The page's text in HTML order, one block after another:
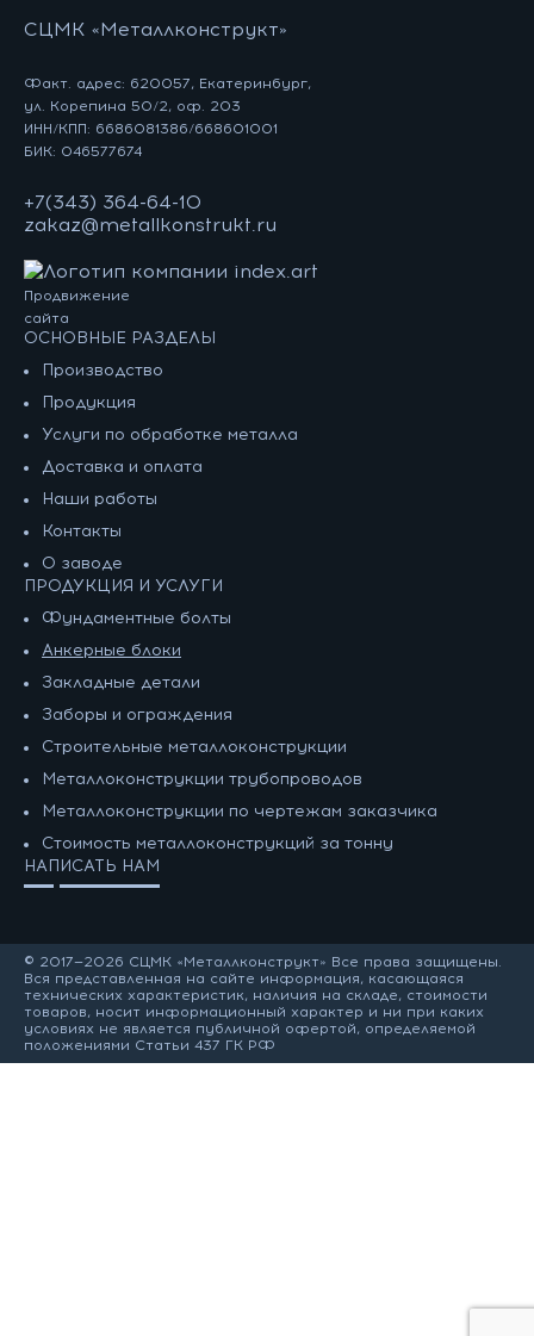
СЦМК «Металлконструкт»
Факт. адрес: 620057, Екатеринбург,
ул. Корепина 50/2, оф. 203
ИНН/КПП: 6686081386/668601001
БИК: 046577674
+7(343) 364-64-10
zakaz@metallkonstrukt.ru
Продвижение
сайта
ОСНОВНЫЕ РАЗДЕЛЫ
Производство
Продукция
Услуги по обработке металла
Доставка и оплата
Наши работы
Контакты
О заводе
ПРОДУКЦИЯ И УСЛУГИ
Фундаментные болты
Анкерные блоки
Закладные детали
Заборы и ограждения
Строительные металлоконструкции
Металлоконструкции трубопроводов
Металлоконструкции по чертежам заказчика
Cтоимость металлоконструкций за тонну
НАПИСАТЬ НАМ
© 2017—2026 СЦМК «Металлконструкт» Все права защищены.
Вся представленная на сайте информация, касающаяся
технических характеристик, наличия на складе, стоимости
товаров, носит информационный характер и ни при каких
условиях не является публичной офертой, определяемой
положениями Статьи 437 ГК РФ